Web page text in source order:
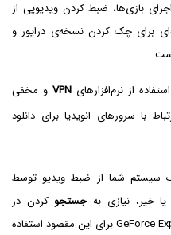
بازی‌ها، ضبط کردن ویدیویی از
برای چک کردن نسخه‌ی درایور و
از نرم‌افزارهای VPNو مخفی
با سرورهای انویدیا برای دانلود
سیستم شما از ضبط ویدیو توسط
جستجو کردن در
اینترنت نیست! می‌توانید از خود GeForce Experience برای این مقصود استفاده